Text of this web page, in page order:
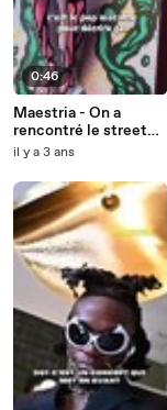
0:46
Maestria - On a
rencontré le street
artiste lyonnais
il y a 3 ans